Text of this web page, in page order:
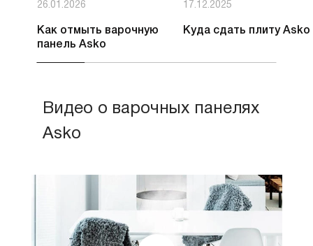
26.01.2026
Как отмыть варочную
панель Asko
17.12.2025
Куда сдать плиту Asko
Видео о варочных панелях
Asko